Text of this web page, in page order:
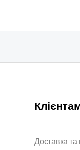
Доставка